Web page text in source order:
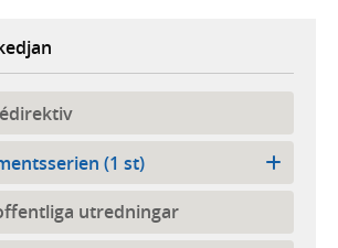
(1 st)
utredningar